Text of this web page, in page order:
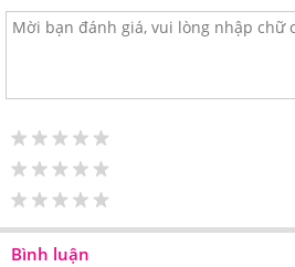
Bình luận